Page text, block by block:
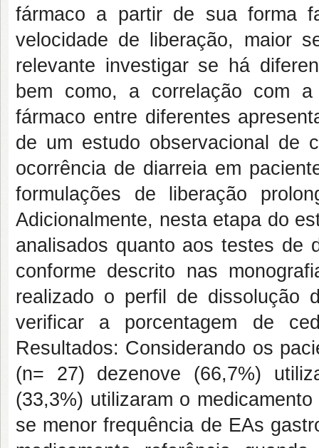
fármaco a partir de sua forma
velocidade de liberação, maior
relevante investigar se há
bem como, a correlação com
fármaco entre diferentes
de um estudo observacional de
ocorrência de diarreia em
formulações de liberação
Adicionalmente, nesta etapa do
analisados quanto aos testes de
conforme descrito nas
realizado o perfil de dissolução
verificar a porcentagem de
Resultados: Considerando os
(n= 27) dezenove (66,7%)
(33,3%) utilizaram o
se menor frequência de EAs